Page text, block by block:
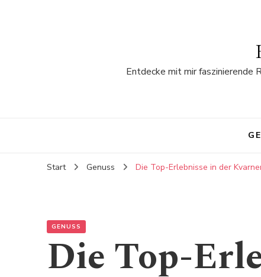
Entdecke mit mir faszinierende
Start Genuss Die Top-Erlebnisse in der
GENUSS
Die Top-